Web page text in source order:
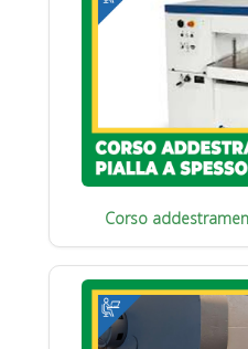
Corso